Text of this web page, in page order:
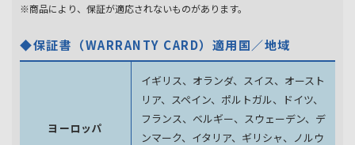
※商品により、保証が適応されないものがあります。
◆保証書（WARRANTY CARD）適用国／地域
ヨーロッパ
イギリス、オランダ、スイス、オースト
リア、スペイン、 ポルトガル、ドイツ、
フランス、ベルギー、スウェーデン、 デ
ンマーク、イタリア、ギリシャ、ノルウ